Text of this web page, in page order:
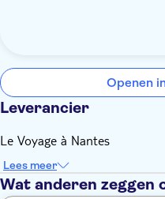
Openen
Leverancier
Le Voyage à Nantes
Lees meer
Wat anderen zeggen